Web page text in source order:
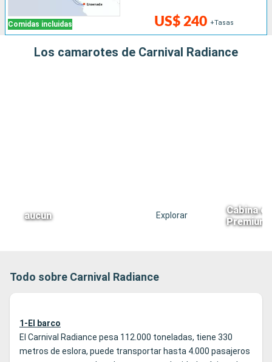
Comidas incluidas US$ 240 +Tasas
Los camarotes de Carnival Radiance
aucun Explorar
Cabina
Premium
Todo sobre Carnival Radiance
1-El barco
El Carnival Radiance pesa 112.000 toneladas, tiene 330
metros de eslora, puede transportar hasta 4.000 pasajeros